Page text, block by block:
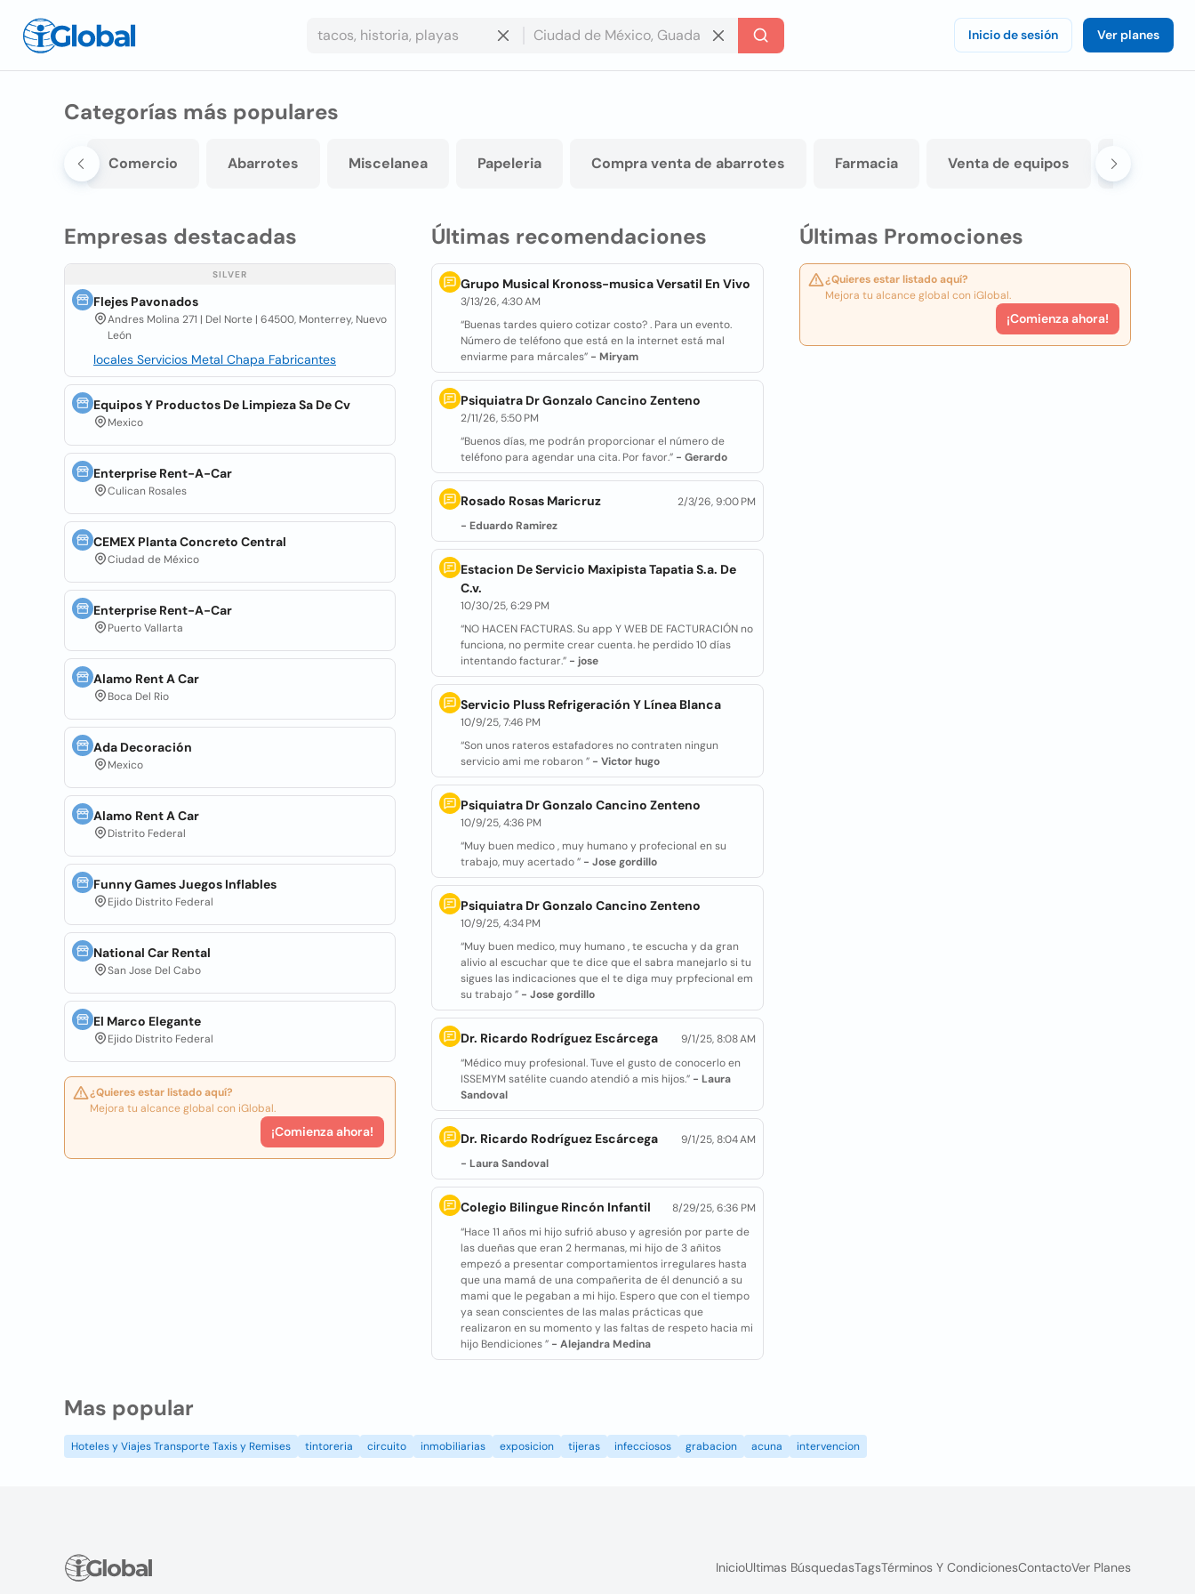
Inicio de sesión Ver planes
Categorías más populares
Comercio Abarrotes Miscelanea Papeleria Compra venta de abarrotes Farmacia Venta de equipos
Empresas destacadas
SILVER
Flejes Pavonados
Andres Molina 271 | Del Norte | 64500, Monterrey, Nuevo
León
locales Servicios Metal Chapa Fabricantes
Equipos Y Productos De Limpieza Sa De Cv
Mexico
Enterprise Rent-A-Car
Culican Rosales
CEMEX Planta Concreto Central
Ciudad de México
Enterprise Rent-A-Car
Puerto Vallarta
Alamo Rent A Car
Boca Del Rio
Ada Decoración
Mexico
Alamo Rent A Car
Distrito Federal
Funny Games Juegos Inflables
Ejido Distrito Federal
National Car Rental
San Jose Del Cabo
El Marco Elegante
Ejido Distrito Federal
¿Quieres estar listado aquí?
Mejora tu alcance global con iGlobal.
¡Comienza ahora!
Últimas recomendaciones
Grupo Musical Kronoss-musica Versatil En Vivo
3/13/26, 4:30 AM
“Buenas tardes quiero cotizar costo? . Para un evento.
Número de teléfono que está en la internet está mal
enviarme para márcales” - Miryam
Psiquiatra Dr Gonzalo Cancino Zenteno
2/11/26, 5:50 PM
“Buenos días, me podrán proporcionar el número de
teléfono para agendar una cita. Por favor.” - Gerardo
Rosado Rosas Maricruz
2/3/26, 9:00 PM
- Eduardo Ramirez
Estacion De Servicio Maxipista Tapatia S.a. De
C.v.
10/30/25, 6:29 PM
“NO HACEN FACTURAS. Su app Y WEB DE FACTURACIÓN no
funciona, no permite crear cuenta. he perdido 10 días
intentando facturar.” - jose
Servicio Pluss Refrigeración Y Línea Blanca
10/9/25, 7:46 PM
“Son unos rateros estafadores no contraten ningun
servicio ami me robaron ” - Victor hugo
Psiquiatra Dr Gonzalo Cancino Zenteno
10/9/25, 4:36 PM
“Muy buen medico , muy humano y profecional en su
trabajo, muy acertado ” - Jose gordillo
Psiquiatra Dr Gonzalo Cancino Zenteno
10/9/25, 4:34 PM
“Muy buen medico, muy humano , te escucha y da gran
alivio al escuchar que te dice que el sabra manejarlo si tu
sigues las indicaciones que el te diga muy prpfecional em
su trabajo ” - Jose gordillo
Dr. Ricardo Rodríguez Escárcega
9/1/25, 8:08 AM
“Médico muy profesional. Tuve el gusto de conocerlo en
ISSEMYM satélite cuando atendió a mis hijos.” - Laura
Sandoval
Dr. Ricardo Rodríguez Escárcega
9/1/25, 8:04 AM
- Laura Sandoval
Colegio Bilingue Rincón Infantil
8/29/25, 6:36 PM
“Hace 11 años mi hijo sufrió abuso y agresión por parte de
las dueñas que eran 2 hermanas, mi hijo de 3 añitos
empezó a presentar comportamientos irregulares hasta
que una mamá de una compañerita de él denunció a su
mami que le pegaban a mi hijo. Espero que con el tiempo
ya sean conscientes de las malas prácticas que
realizaron en su momento y las faltas de respeto hacia mi
hijo Bendiciones ” - Alejandra Medina
Últimas Promociones
¿Quieres estar listado aquí?
Mejora tu alcance global con iGlobal.
¡Comienza ahora!
Mas popular
Hoteles y Viajes Transporte Taxis y Remises tintoreria circuito inmobiliarias exposicion tijeras infecciosos grabacion acuna intervencion
InicioUltimas BúsquedasTagsTérminos Y CondicionesContactoVer Planes